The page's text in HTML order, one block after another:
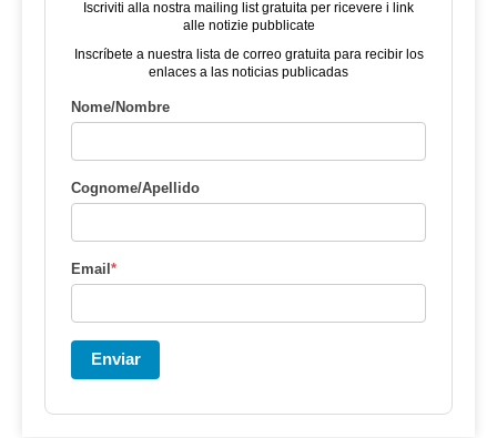
Iscriviti alla nostra mailing list gratuita per ricevere i link
alle notizie pubblicate
Inscríbete a nuestra lista de correo gratuita para recibir los
enlaces a las noticias publicadas
Nome/Nombre
Cognome/Apellido
Email*
Enviar